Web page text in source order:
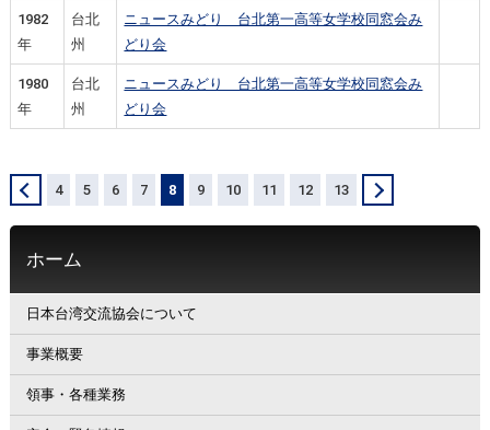
1982
年
台北
州
ニュースみどり 台北第一高等女学校同窓会み
どり会
1980
年
台北
州
ニュースみどり 台北第一高等女学校同窓会み
どり会
4 5 6 7 8 9 10 11 12 13
ホーム
日本台湾交流協会について
事業概要
領事・各種業務